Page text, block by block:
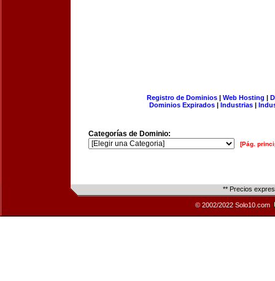
Registro de Dominios| Web Hosting |
Dominios Expirados | Industrias |
Categorías de Dominio:
[Pág.
** Precios
© 2002/2022 Solo10.com